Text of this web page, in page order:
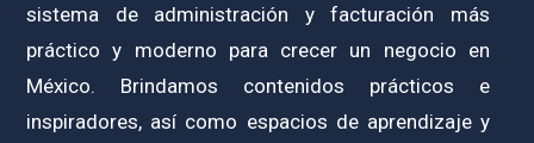
sistema de administración y facturación más
práctico y moderno para crecer un negocio en
México. Brindamos contenidos prácticos e
inspiradores, así como espacios de aprendizaje y